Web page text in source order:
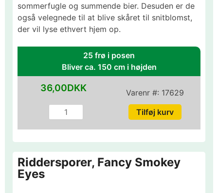
sommerfugle og summende bier. Desuden er de
også velegnede til at blive skåret til snitblomst,
der vil lyse ethvert hjem op.
25 frø i posen
Bliver ca. 150 cm i højden
Varenr #: 17629
36,00DKK
Riddersporer, Fancy Smokey
Eyes